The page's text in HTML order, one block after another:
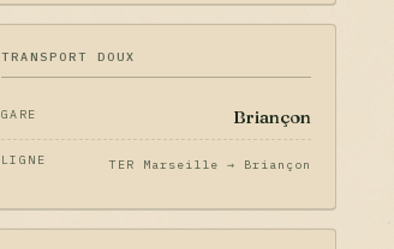
TRANSPORT DOUX
GARE Briançon
LIGNE TER Marseille → Briançon